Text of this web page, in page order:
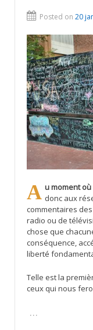
Posted on 20
Au moment
donc aux
commentaires
radio ou de
chose que
conséquence,
liberté
Telle est la
ceux qui nous
…